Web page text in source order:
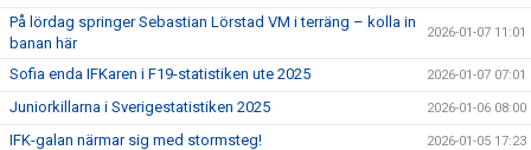
På lördag springer Sebastian Lörstad VM i terräng – kolla in
banan här
2026-01-07 11:01
Sofia enda IFKaren i F19-statistiken ute 2025 2026-01-07 07:01
Juniorkillarna i Sverigestatistiken 2025 2026-01-06 08:00
IFK-galan närmar sig med stormsteg! 2026-01-05 17:23